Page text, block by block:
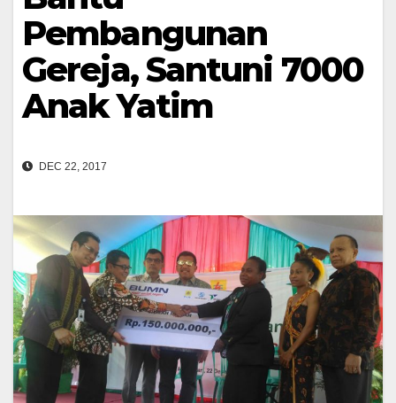
Pembangunan
Gereja, Santuni 7000
Anak Yatim
DEC 22, 2017